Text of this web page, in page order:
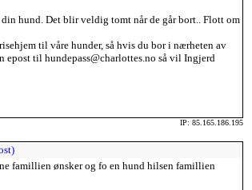
hund. Det blir veldig tomt når de går bort.. Flott om
til våre hunder, så hvis du bor i nærheten av
epost til hundepass@charlottes.no så vil Ingjerd
IP: 85.165.186.195
famillien ønsker og fo en hund hilsen famillien